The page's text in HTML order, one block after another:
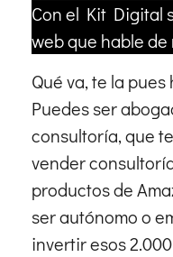
Con el Kit Digital
web que hable de
Qué va, te la
Puedes ser
consultoría, que
vender
productos de
ser autónomo o
invertir esos